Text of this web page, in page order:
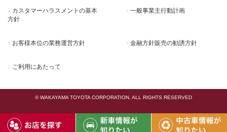
カスタマーハラスメントの基本
方針
一般事業主行動計画
お客様本位の業務運営方針 金融方針販売の勧誘方針
ご利用にあたって
© WAKAYAMA TOYOTA CORPORATION. ALL RIGHTS RESERVED